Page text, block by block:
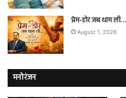
प्रेम-डोर जब थाम ली…
August 1, 2026
मनोरंजन